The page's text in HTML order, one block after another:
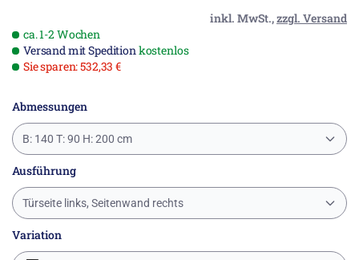
inkl. MwSt.,zzgl. Versand
ca. 1-2 Wochen
Versand mit Speditionkostenlos
Sie sparen: 532,33 €
Abmessungen
B: 140 T: 90 H: 200 cm
Ausführung
Türseite links, Seitenwand rechts
Variation